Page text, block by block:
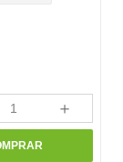
＋